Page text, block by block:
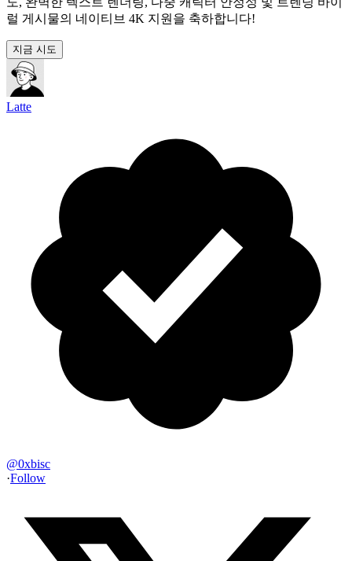
럴 게시물의 네이티브 4K 지원을 축하합니다!
지금 시도
Latte
@0xbisc
·Follow